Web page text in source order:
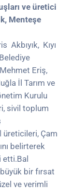
ve üretici
Menteşe
Akbıyık, Kıyı
Eriş,
İl Tarım ve
Kurulu
sivil toplum
üreticileri, Çam
belirterek
bir fırsat
ve verimli